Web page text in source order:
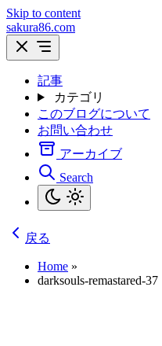
Skip to content
sakura86.com
記事
カテゴリ
このブログについて
お問い合わせ
アーカイブ
Search
戻る
Home »
darksouls-remastared-37